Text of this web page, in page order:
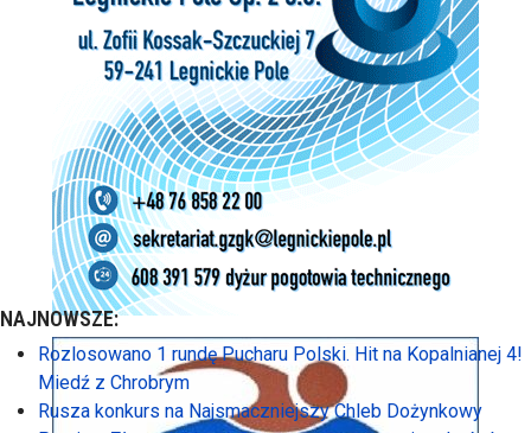
NAJNOWSZE:
Rozlosowano 1 rundę Pucharu Polski. Hit na Kopalnianej 4!
Miedź z Chrobrym
Rusza konkurs na Najsmaczniejszy Chleb Dożynkowy